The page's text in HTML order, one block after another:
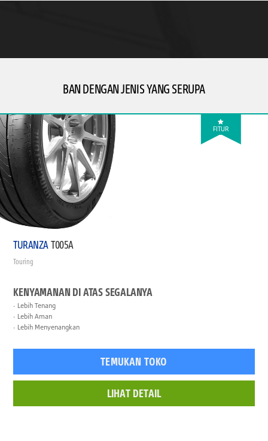
BAN DENGAN JENIS YANG SERUPA
FITUR
TURANZAT005A
Touring
KENYAMANAN DI ATAS SEGALANYA
Lebih Tenang
Lebih Aman
Lebih Menyenangkan
TEMUKAN TOKO
LIHAT DETAIL